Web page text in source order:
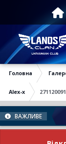
Головна
Alex-x
ВАЖЛИВЕ